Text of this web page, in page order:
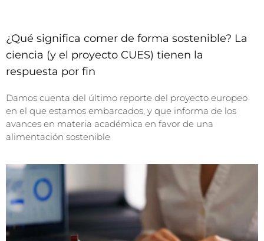
¿Qué significa comer de forma sostenible? La
ciencia (y el proyecto CUES) tienen la
respuesta por fin
Damos cuenta del último reporte del proyecto europeo
en el que estamos embarcados, y que informa de los
avances en materia académica en favor de una
alimentación sostenible